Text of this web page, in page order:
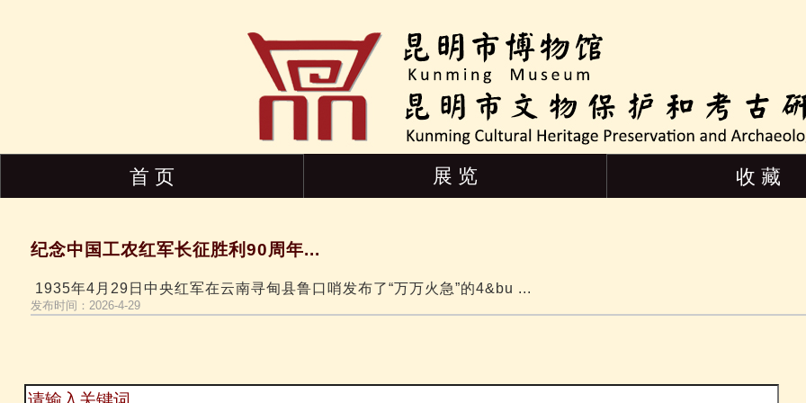
首 页 展 览 收 藏
纪念中国工农红军长征胜利90周年...
1935年4月29日中央红军在云南寻甸县鲁口哨发布了“万万火急”的4&bu ...
发布时间：2026-4-29